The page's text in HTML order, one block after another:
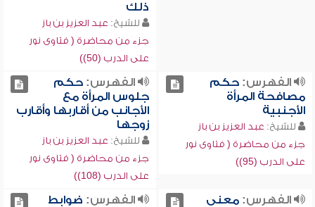
ذلك
للشيخ: عبد العزيز بن باز
جزء من محاضرة ( فتاوى نور
على الدرب (50))
الفهرس:حكم
مصافحة المرأة
الأجنبية
للشيخ: عبد العزيز بن باز
جزء من محاضرة ( فتاوى نور
على الدرب (95))
الفهرس:حكم
جلوس المرأة مع
الأجانب من أقاربها وأقارب
زوجها
للشيخ: عبد العزيز بن باز
جزء من محاضرة ( فتاوى نور
على الدرب (108))
الفهرس:معنى
الفهرس: ضوابط